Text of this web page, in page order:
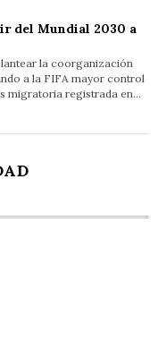
del Mundial 2030 a
la coorganización
a la FIFA mayor control
migratoria registrada en…